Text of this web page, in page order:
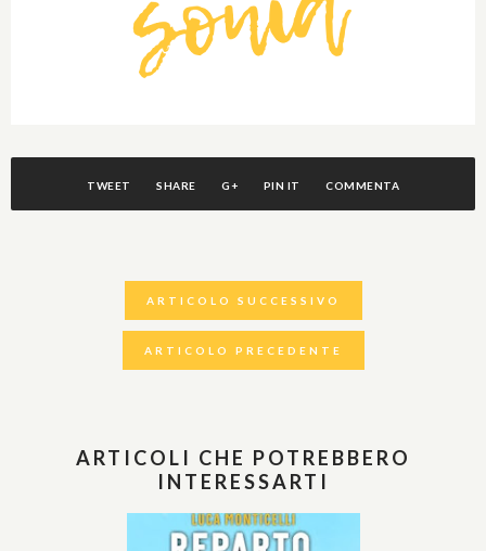
TWEET SHARE G+ PIN IT COMMENTA
ARTICOLO SUCCESSIVO
ARTICOLO PRECEDENTE
ARTICOLI CHE POTREBBERO
INTERESSARTI